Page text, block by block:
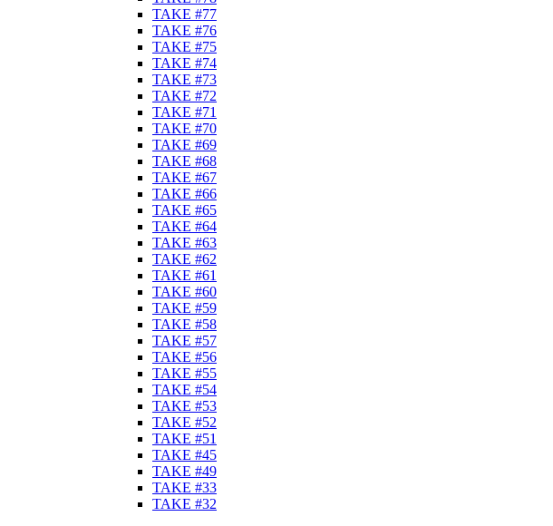
TAKE #77
TAKE #76
TAKE #75
TAKE #74
TAKE #73
TAKE #72
TAKE #71
TAKE #70
TAKE #69
TAKE #68
TAKE #67
TAKE #66
TAKE #65
TAKE #64
TAKE #63
TAKE #62
TAKE #61
TAKE #60
TAKE #59
TAKE #58
TAKE #57
TAKE #56
TAKE #55
TAKE #54
TAKE #53
TAKE #52
TAKE #51
TAKE #45
TAKE #49
TAKE #33
TAKE #32